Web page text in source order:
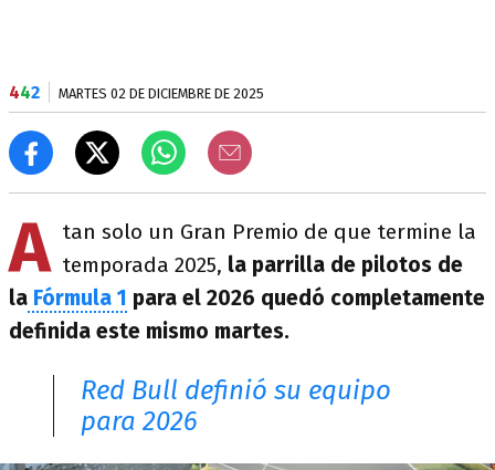
442 MARTES 02 DE DICIEMBRE DE 2025
A tan solo un Gran Premio de que termine la
temporada 2025, la parrilla de pilotos de
la Fórmula 1 para el 2026 quedó completamente
definida este mismo martes.
Red Bull definió su equipo
para 2026